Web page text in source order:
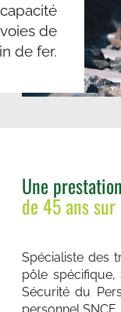
de
de fer.
Une
de 45 ans
Spécialiste des
pôle spécifique,
Sécurité du